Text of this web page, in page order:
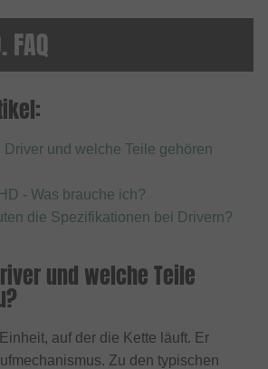
FAQ
Driver und welche Teile gehören
- Was brauche ich?
die Spezifikationen bei Drivern?
und welche Teile
auf der die Kette läuft. Er
Zu den typischen